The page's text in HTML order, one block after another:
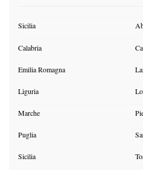
Sicilia
Calabria
Emilia Romagna
Liguria
Marche
Puglia
Sicilia